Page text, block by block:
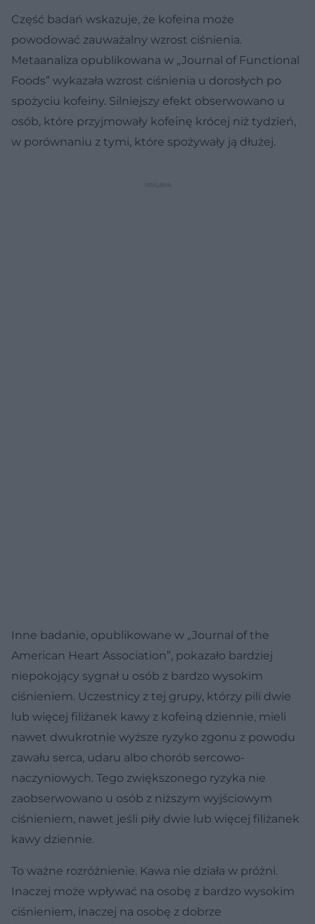
Część badań wskazuje, że kofeina może
powodować zauważalny wzrost ciśnienia.
Metaanaliza opublikowana w „Journal of Functional
Foods” wykazała wzrost ciśnienia u dorosłych po
spożyciu kofeiny. Silniejszy efekt obserwowano u
osób, które przyjmowały kofeinę krócej niż tydzień,
w porównaniu z tymi, które spożywały ją dłużej.
Inne badanie, opublikowane w „Journal of the
American Heart Association”, pokazało bardziej
niepokojący sygnał u osób z bardzo wysokim
ciśnieniem. Uczestnicy z tej grupy, którzy pili dwie
lub więcej filiżanek kawy z kofeiną dziennie, mieli
nawet dwukrotnie wyższe ryzyko zgonu z powodu
zawału serca, udaru albo chorób sercowo-
naczyniowych. Tego zwiększonego ryzyka nie
zaobserwowano u osób z niższym wyjściowym
ciśnieniem, nawet jeśli piły dwie lub więcej filiżanek
kawy dziennie.
To ważne rozróżnienie. Kawa nie działa w próżni.
Inaczej może wpływać na osobę z bardzo wysokim
ciśnieniem, inaczej na osobę z dobrze